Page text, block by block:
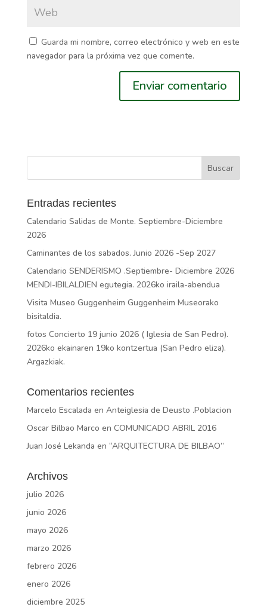
Guarda mi nombre, correo electrónico y web en este
navegador para la próxima vez que comente.
Entradas recientes
Calendario Salidas de Monte. Septiembre-Diciembre
2026
Caminantes de los sabados. Junio 2026 -Sep 2027
Calendario SENDERISMO .Septiembre- Diciembre 2026
MENDI-IBILALDIEN egutegia. 2026ko iraila-abendua
Visita Museo Guggenheim Guggenheim Museorako
bisitaldia.
fotos Concierto 19 junio 2026 ( Iglesia de San Pedro).
2026ko ekainaren 19ko kontzertua (San Pedro eliza).
Argazkiak.
Comentarios recientes
Marcelo Escalada en Anteiglesia de Deusto .Poblacion
Oscar Bilbao Marco en COMUNICADO ABRIL 2016
Juan José Lekanda en “ARQUITECTURA DE BILBAO”
Archivos
julio 2026
junio 2026
mayo 2026
marzo 2026
febrero 2026
enero 2026
diciembre 2025